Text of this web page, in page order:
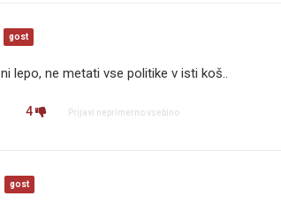
gost
lepo, ne metati vse politike v isti koš..
4 Prijavi neprimerno vsebino
gost